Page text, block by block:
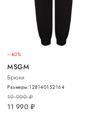
–40%
MSGM
Брюки
19 990руб.
11 990 руб.
Размеры:128140152164